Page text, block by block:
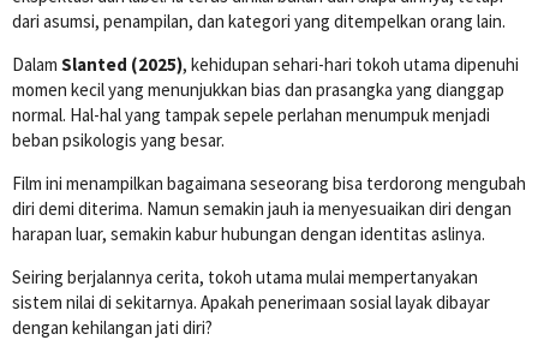
dari asumsi, penampilan, dan kategori yang ditempelkan orang lain.
Dalam Slanted (2025), kehidupan sehari-hari tokoh utama dipenuhi
momen kecil yang menunjukkan bias dan prasangka yang dianggap
normal. Hal-hal yang tampak sepele perlahan menumpuk menjadi
beban psikologis yang besar.
Film ini menampilkan bagaimana seseorang bisa terdorong mengubah
diri demi diterima. Namun semakin jauh ia menyesuaikan diri dengan
harapan luar, semakin kabur hubungan dengan identitas aslinya.
Seiring berjalannya cerita, tokoh utama mulai mempertanyakan
sistem nilai di sekitarnya. Apakah penerimaan sosial layak dibayar
dengan kehilangan jati diri?